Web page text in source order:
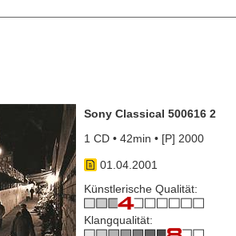
Sony Classical 500616 2
1 CD • 42min • [P] 2000
01.04.2001
Künstlerische Qualität:
Klangqualität: